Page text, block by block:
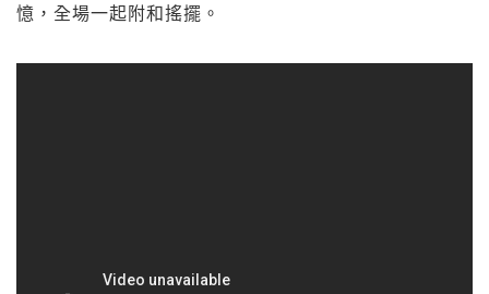
憶，全場一起附和搖擺。